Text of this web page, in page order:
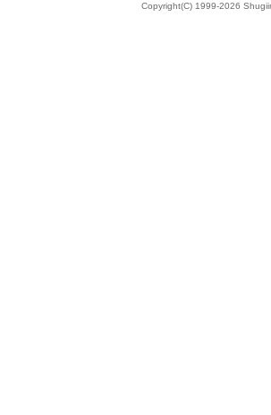
Copyright(C) 1999-2026